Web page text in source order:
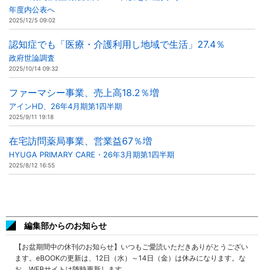
年度内公表へ
2025/12/5 09:02
認知症でも「医療・介護利用し地域で生活」27.4％
政府世論調査
2025/10/14 09:32
ファーマシー事業、売上高18.2％増
アインHD、26年4月期第1四半期
2025/9/11 19:18
在宅訪問薬局事業、営業益67％増
HYUGA PRIMARY CARE・26年3月期第1四半期
2025/8/12 16:55
編集部からのお知らせ
【お盆期間中の休刊のお知らせ】いつもご愛読いただきありがとうござい
ます。eBOOKの更新は、12日（水）～14日（金）は休みになります。な